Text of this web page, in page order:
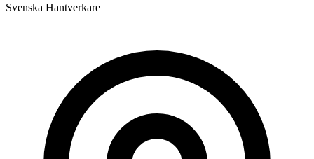
Svenska Hantverkare